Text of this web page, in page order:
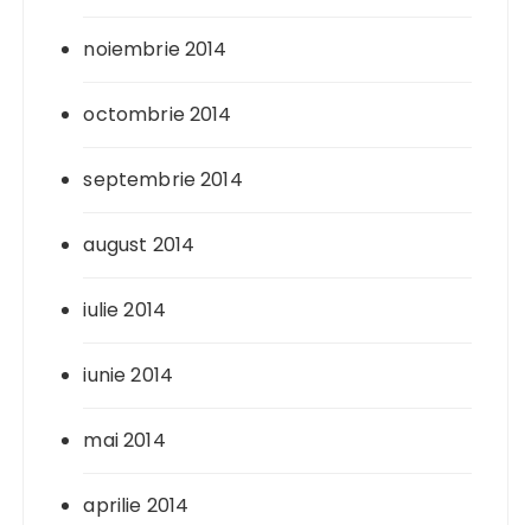
noiembrie 2014
octombrie 2014
septembrie 2014
august 2014
iulie 2014
iunie 2014
mai 2014
aprilie 2014